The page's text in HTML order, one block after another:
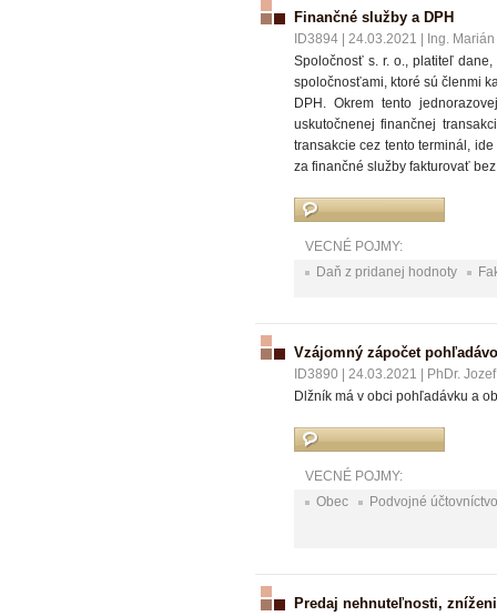
Finančné služby a DPH
ID3894 24.03.2021
Ing.
Spoločnosť s. r. o., platiteľ
spoločnosťami, ktoré sú členmi
DPH. Okrem tento
uskutočnenej finančnej
transakcie cez tento terminál,
za finančné služby fakturovať
VECNÉ POJMY:
Daň z pridanej hodnoty
Vzájomný zápočet
ID3890 24.03.2021
PhDr.
Dlžník má v obci pohľadávku a
VECNÉ POJMY:
Obec
Podvojné účtovníctvo
Predaj nehnuteľnosti,